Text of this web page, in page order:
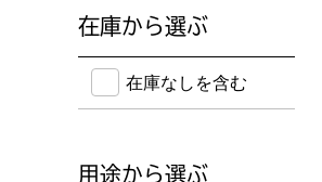
在庫から選ぶ
在庫のない商品を含めて検索
在庫なしを含む
用途から選ぶ